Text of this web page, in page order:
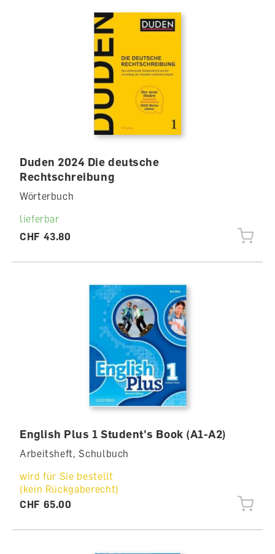
Duden 2024 Die deutsche
Rechtschreibung
Wörterbuch
lieferbar
CHF 43.80
English Plus 1 Student's Book (A1-A2)
Arbeitsheft, Schulbuch
wird für Sie bestellt
(kein Rückgaberecht)
CHF 65.00